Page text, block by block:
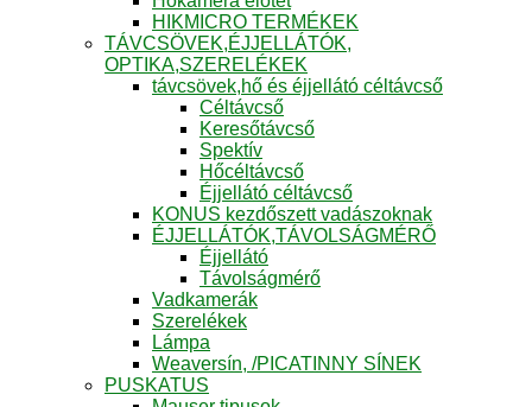
HIKMICRO TERMÉKEK
TÁVCSÖVEK,ÉJJELLÁTÓK,
OPTIKA,SZERELÉKEK
távcsövek,hő és éjjellátó céltávcső
Céltávcső
Keresőtávcső
Spektív
Hőcéltávcső
Éjjellátó céltávcső
KONUS kezdőszett vadászoknak
ÉJJELLÁTÓK,TÁVOLSÁGMÉRŐ
Éjjellátó
Távolságmérő
Vadkamerák
Szerelékek
Lámpa
Weaversín, /PICATINNY SÍNEK
PUSKATUS